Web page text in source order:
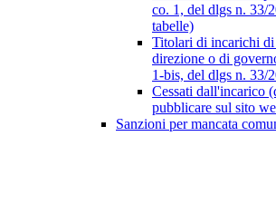
co. 1, del dlgs n. 33/
tabelle)
Titolari di incarichi
direzione o di
1-bis, del dlgs n. 33/
Cessati dall'incarico
pubblicare sul sito
Sanzioni per mancata